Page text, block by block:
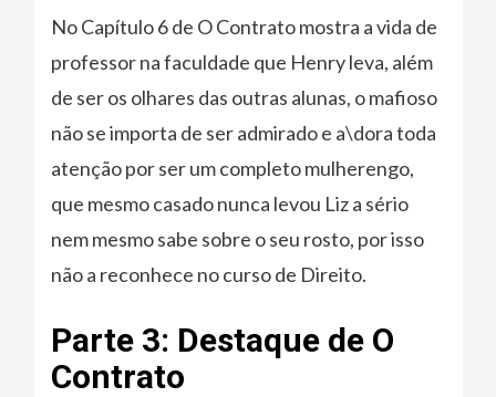
No Capítulo 6 de O Contrato mostra a vida de
professor na faculdade que Henry leva, além
de ser os olhares das outras alunas, o mafioso
não se importa de ser admirado e a\dora toda
atenção por ser um completo mulherengo,
que mesmo casado nunca levou Liz a sério
nem mesmo sabe sobre o seu rosto, por isso
não a reconhece no curso de Direito.
Parte 3: Destaque de O
Contrato